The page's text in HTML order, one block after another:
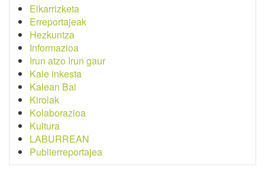
Elkarrizketa
Erreportajeak
Hezkuntza
Informazioa
Irun atzo Irun gaur
Kale inkesta
Kalean Bai
Kirolak
Kolaborazioa
Kultura
LABURREAN
Publierreportajea